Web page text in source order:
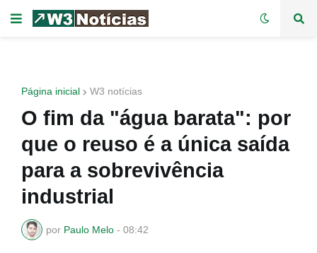
Página inicial W3 notícias
O fim da "água barata": por
que o reuso é a única saída
para a sobrevivência
industrial
por Paulo Melo - 08:42